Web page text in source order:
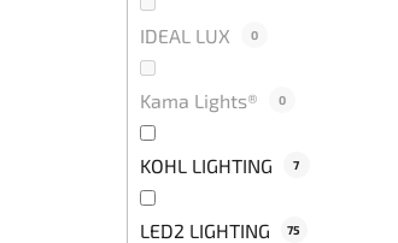
IDEAL LUX 0
Kama Lights® 0
KOHL LIGHTING 7
LED2 LIGHTING 75